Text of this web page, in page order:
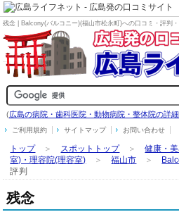
残念 | Balcony(バルコニー)(福山市松永町)への口コミ・評判
(広島の病院・歯科医院・動物病院・整体院の詳
ご利用規約 サイトマップ お問い合わせ
トップ＞ スポットトップ＞健康・
室)・理容院(理容室) ＞福山市 ＞
評判
残念